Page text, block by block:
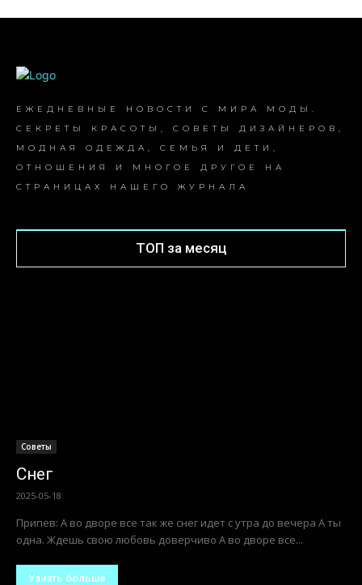
ЕЖЕДНЕВНЫЕ НОВОСТИ С МИРА МОДЫ.
СЕКРЕТЫ КРАСОТЫ, СОВЕТЫ ДИЗАЙНЕРОВ,
МОДНАЯ ОДЕЖДА, СЕМЬЯ И ДЕТИ,
ОТНОШЕНИЯ И МНОГОЕ ДРУГОЕ НА
СТРАНИЦАХ НАШЕГО ЖУРНАЛА
ТОП за месяц
Советы
Снег
2025-05-18
Припев: А во дворе все так же снег идет с утра до вечера А ты
одна. Ждешь свою любовь доверчиво А во дворе все...
Узнать больше